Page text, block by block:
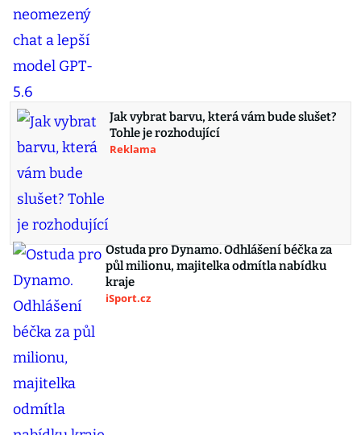
Jak vybrat barvu, která vám bude slušet?
Tohle je rozhodující
Reklama
Ostuda pro Dynamo. Odhlášení béčka za
půl milionu, majitelka odmítla nabídku
kraje
iSport.cz